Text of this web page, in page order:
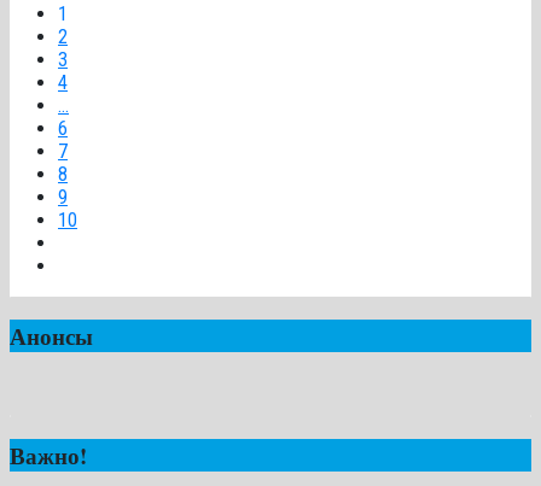
1
2
3
4
...
6
7
8
9
10
Анонсы
Важно!